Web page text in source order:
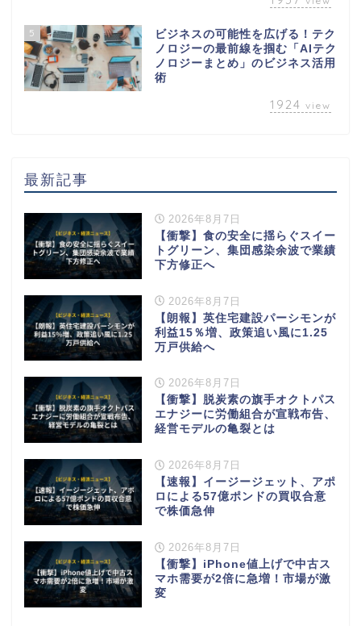
5
ビジネスの可能性を広げる！テク
ノロジーの最前線を掴む「AIテク
ノロジーまとめ」のビジネス活用
術
1924 view
最新記事
2026年8月7日
【衝撃】食の安全に揺らぐスイー
トグリーン、集団感染余波で業績
下方修正へ
2026年8月7日
【朗報】英住宅建設パーシモンが
利益15％増、政策追い風に1.25
万戸供給へ
2026年8月7日
【衝撃】脱炭素の旗手オクトパス
エナジーに労働組合が宣戦布告、
経営モデルの亀裂とは
2026年8月7日
【速報】イージージェット、アポ
ロによる57億ポンドの買収合意
で株価急伸
2026年8月7日
【衝撃】iPhone値上げで中古ス
マホ需要が2倍に急増！市場が激
変